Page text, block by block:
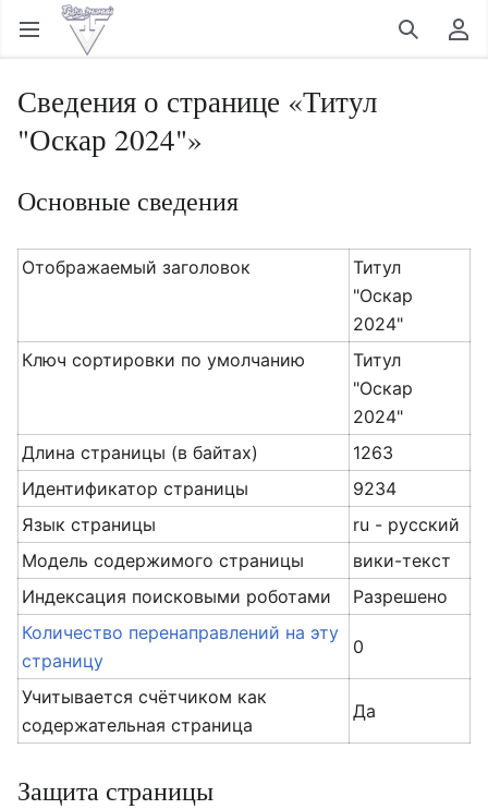
Открыть главное меню Найти Пользовательское меню
Сведения о странице «Титул
"Оскар 2024"»
Основные сведения
Отображаемый заголовок
Титул
"Оскар
2024"
Ключ сортировки по умолчанию
Титул
"Оскар
2024"
Длина страницы (в байтах)
1263
Идентификатор страницы
9234
Язык страницы
ru - русский
Модель содержимого страницы
вики-текст
Индексация поисковыми роботами
Разрешено
Количество перенаправлений на эту
страницу
0
Учитывается счётчиком как
содержательная страница
Да
Защита страницы